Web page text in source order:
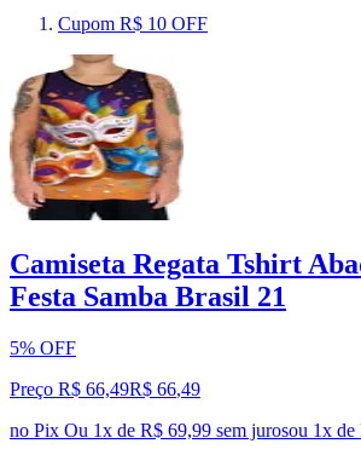
Cupom R$ 10 OFF
Camiseta Regata Tshirt
Festa Samba Brasil 21
5% OFF
Preço R$ 66,49R$ 66,49
no Pix Ou 1x de R$ 69,99 sem jurosou 1x de